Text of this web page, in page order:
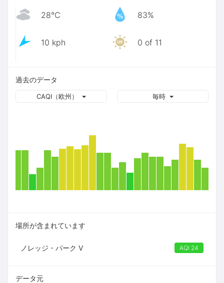
28℃ 83%
10 kph 0 of 11
過去のデータ
毎時
CAQI（欧州）
場所が含まれています
ノレッジ・パーク V AQI 24
データ元